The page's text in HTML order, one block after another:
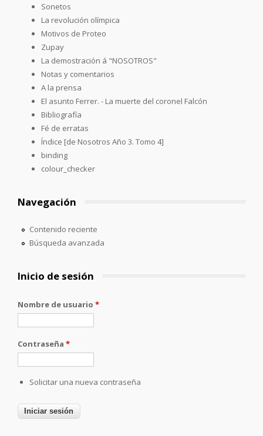
Sonetos
La revolución olímpica
Motivos de Proteo
Zupay
La demostración á "NOSOTROS"
Notas y comentarios
A la prensa
El asunto Ferrer. - La muerte del coronel Falcón
Bibliografía
Fé de erratas
Índice [de Nosotros Año 3. Tomo 4]
binding
colour_checker
Navegación
Contenido reciente
Búsqueda avanzada
Inicio de sesión
Nombre de usuario *
Contraseña *
Solicitar una nueva contraseña